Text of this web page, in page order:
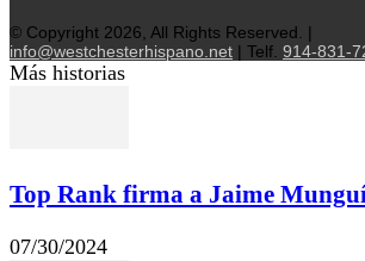
© Copyright 2026, All Rights Reserved. |
info@westchesterhispano.net | Telf. 914-831-
Más historias
Top Rank firma a Jaime
07/30/2024